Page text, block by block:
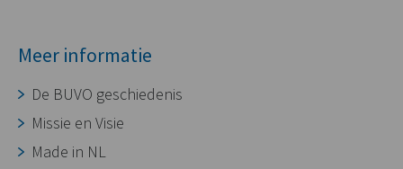
Meer informatie
De BUVO geschiedenis
Missie en Visie
Made in NL